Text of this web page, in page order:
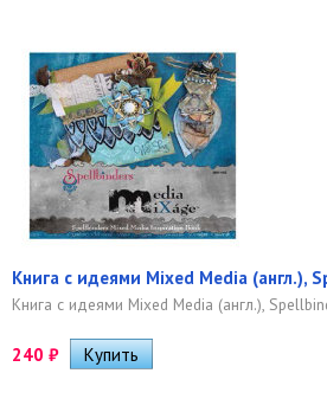
Книга с идеями Mixed Media (англ.),
Книга с идеями Mixed Media (англ.),
240 ₽